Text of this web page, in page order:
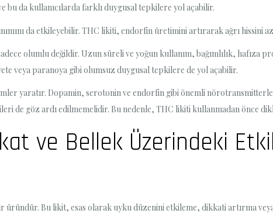
da kullanıcılarda farklı duygusal tepkilere yol açabilir.
da etkileyebilir. THC likiti, endorfin üretimini artırarak ağrı hissini
olumlu değildir. Uzun süreli ve yoğun kullanım, bağımlılık, hafıza
veya paranoya gibi olumsuz duygusal tepkilere de yol açabilir.
yaratır. Dopamin, serotonin ve endorfin gibi önemli
de göz ardı edilmemelidir. Bu nedenle, THC likiti kullanmadan önce
ve Bellek Üzerindeki
Bu likit, esas olarak uyku düzenini etkileme, dikkati artırma